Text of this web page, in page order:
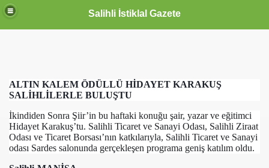
Salihli İstiklal Gazete
ALTIN KALEM ÖDÜLLÜ HİDAYET KARAKUŞ
SALİHLİLERLE BULUŞTU
İkindiden Sonra Şiir’in bu haftaki konuğu şair, yazar ve eğitimci
Hidayet Karakuş’tu. Salihli Ticaret ve Sanayi Odası, Salihli Ziraat
Odası ve Ticaret Borsası’nın katkılarıyla, Salihli Ticaret ve Sanayi
odası Sardes salonunda gerçekleşen programa geniş katılım oldu.